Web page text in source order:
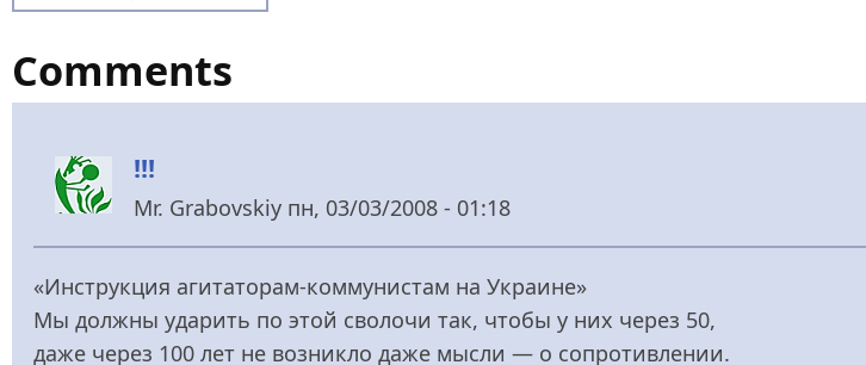
Comments
!!!
Mr. Grabovskiy пн, 03/03/2008 - 01:18
«Инструкция агитаторам-коммунистам на Украине»
Мы должны ударить по этой сволочи так, чтобы у них через 50,
даже через 100 лет не возникло даже мысли — о сопротивлении.